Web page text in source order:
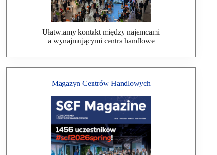
Ułatwiamy kontakt między najemcami
a wynajmującymi centra handlowe
Magazyn Centrów Handlowych